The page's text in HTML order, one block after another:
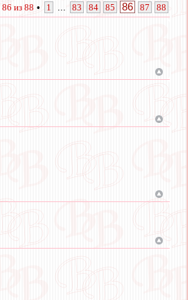
86 из 88 • 1 83 84 85 86 87 88